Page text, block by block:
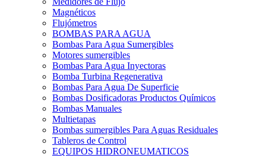
Magnéticos
Flujómetros
BOMBAS PARA AGUA
Bombas Para Agua Sumergibles
Motores sumergibles
Bombas Para Agua Inyectoras
Bomba Turbina Regenerativa
Bombas Para Agua De Superficie
Bombas Dosificadoras Productos Químicos
Bombas Manuales
Multietapas
Bombas sumergibles Para Aguas Residuales
Tableros de Control
EQUIPOS HIDRONEUMATICOS